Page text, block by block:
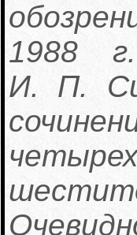
1988
И. П.